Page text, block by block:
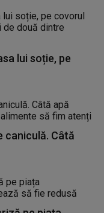
lui soție, pe
caniculă. Câtă